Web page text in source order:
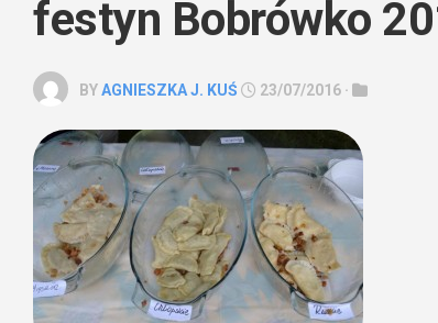
festyn Bobrówko
BYAGNIESZKA J. KUŚ 23/07/2016 ·